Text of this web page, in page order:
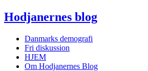
Hodjanernes blog
Danmarks demografi
Fri diskussion
HJEM
Om Hodjanernes Blog